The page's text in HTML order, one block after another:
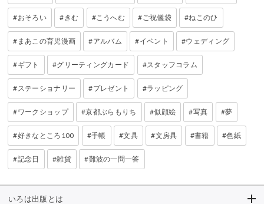
おそろい きむ こうへむ ご祝儀袋 ねこのひ
まあこの育児漫画 アルバム イベント ウェディング
ギフト グリーティングカード スタッフコラム
ステーショナリー プレゼント ラッピング
ワークショップ 京都ぶらもりち 似顔絵 写真 夢
好きなところ100 手帳 文具 文房具 書籍 色紙
記念日 雑貨 難波の一問一答
いろは出版とは